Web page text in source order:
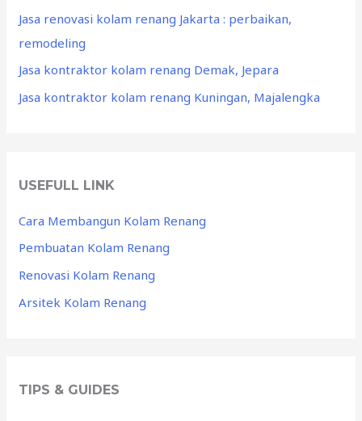
Jasa renovasi kolam renang Jakarta : perbaikan,
remodeling
Jasa kontraktor kolam renang Demak, Jepara
Jasa kontraktor kolam renang Kuningan, Majalengka
USEFULL LINK
Cara Membangun Kolam Renang
Pembuatan Kolam Renang
Renovasi Kolam Renang
Arsitek Kolam Renang
TIPS & GUIDES